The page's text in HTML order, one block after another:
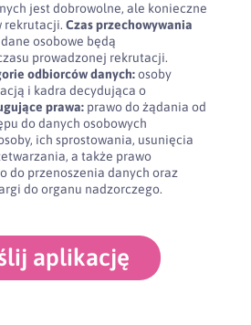
jest dobrowolne, ale konieczne
rekrutacji. Czas przechowywania
osobowe będą
prowadzonej rekrutacji.
odbiorców danych:osoby
i kadra decydująca o
prawa:prawo do żądania od
do danych osobowych
ich sprostowania, usunięcia
a także prawo
do przenoszenia danych oraz
do organu nadzorczego.
aplikację